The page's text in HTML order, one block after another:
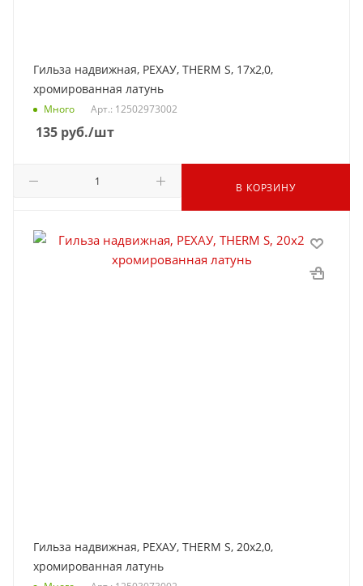
Гильза надвижная, РЕХАУ, THERM S, 17x2,0,
хромированная латунь
Много Арт.: 12502973002
135 руб./шт
В КОРЗИНУ
Гильза надвижная, РЕХАУ, THERM S, 20x2,0,
хромированная латунь